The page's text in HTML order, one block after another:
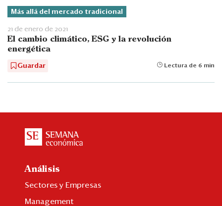
Más allá del mercado tradicional
21 de enero de 2021
El cambio climático, ESG y la revolución
energética
Guardar Lectura de 6 min
Análisis
Sectores y Empresas
Management